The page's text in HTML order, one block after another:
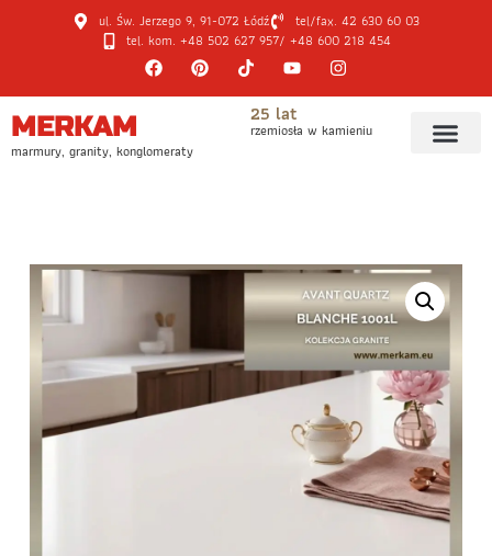
ul. Św. Jerzego 9, 91-072 Łódź
tel/fax. 42 630 60 03
tel. kom. +48 502 627 957/ +48 600 218 454
MERKAM
marmury, granity, konglomeraty
25 lat
rzemiosła w kamieniu